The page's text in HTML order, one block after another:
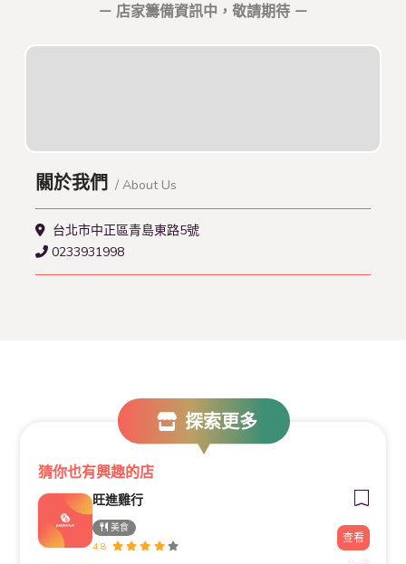
－ 店家籌備資訊中，敬請期待 －
關於我們 / About Us
台北市中正區青島東路5號
0233931998
探索更多
猜你也有興趣的店
旺進雞行
美食
4.8
查看